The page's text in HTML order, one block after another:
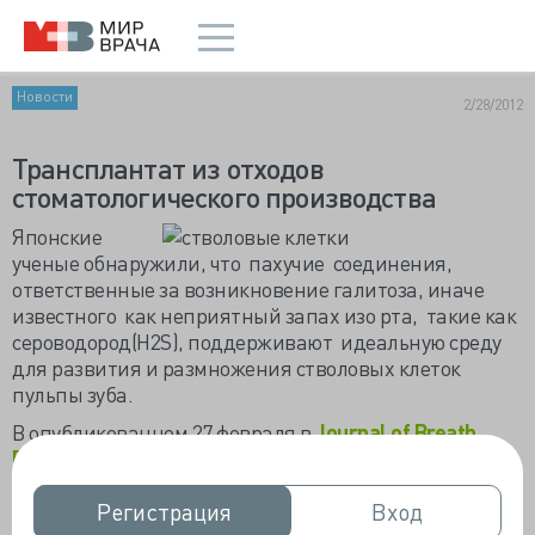
Регистрация
Регистрация Вход
Вход
Новости 2/28/2012
Трансплантат из отходов
стоматологического производства
Японские
ученые обнаружили, что пахучие соединения,
ответственные за возникновение галитоза, иначе
известного как неприятный запах изо рта, такие как
сероводород(H2S), поддерживают идеальную среду
для развития и размножения стволовых клеток
пульпы зуба.
В опубликованном 27 февраля вJournal of Breath
Research
увеличивает способность стволовых клеток взрослого
организма трансформироваться в гепатоциты. Это